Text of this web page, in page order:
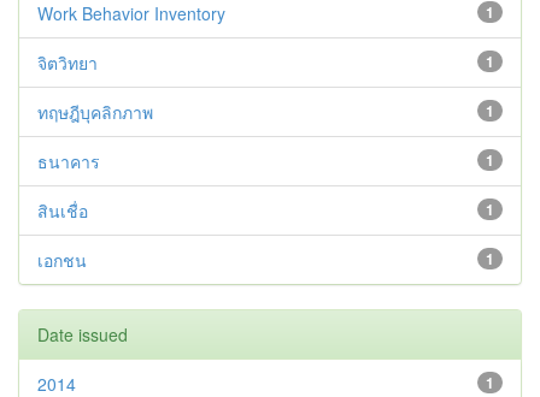
1
Work Behavior Inventory
1
จิตวิทยา
1
ทฤษฎีบุคลิกภาพ
1
ธนาคาร
1
สินเชื่อ
1
เอกชน
Date issued
1
2014